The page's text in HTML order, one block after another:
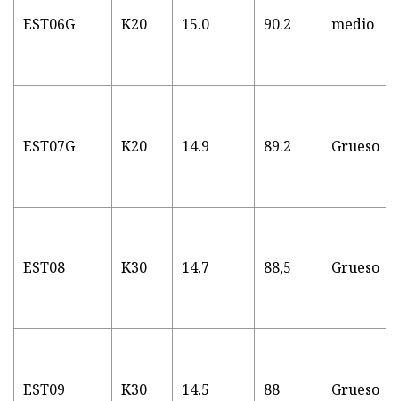
EST06G K20 15.0 90.2 medio
EST07G K20 14.9 89.2 Grueso
EST08 K30 14.7 88,5 Grueso
EST09 K30 14.5 88 Grueso